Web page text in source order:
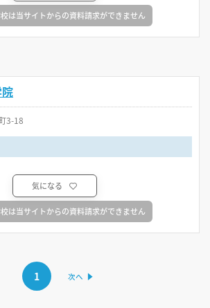
は当サイトからの資料請求ができません
3-18
気になる
は当サイトからの資料請求ができません
1